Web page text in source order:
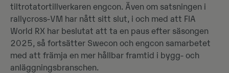
tiltrotatortillverkaren engcon. Även om satsningen i
rallycross-VM har nått sitt slut, i och med att FIA
World RX har beslutat att ta en paus efter säsongen
2025, så fortsätter Swecon och engcon samarbetet
med att främja en mer hållbar framtid i bygg- och
anläggningsbranschen.